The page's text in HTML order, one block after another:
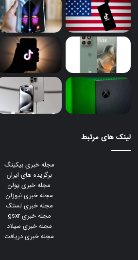
لینک های مرتبط
مجله خبری بیکینگ
برگزیده های ایران
مجله خبری یولن
مجله خبری نیوزلن
مجله خبری لستک
مجله خبری gsxr
مجله خبری سیلاد
مجله خبری دریافت